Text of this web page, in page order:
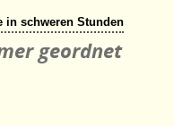
in schweren Stunden
geordnet